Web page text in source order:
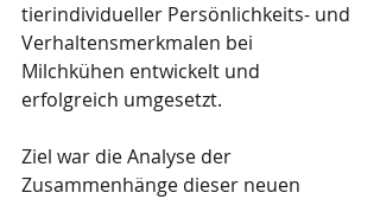
tierindividueller Persönlichkeits- und
Verhaltensmerkmalen bei
Milchkühen entwickelt und
erfolgreich umgesetzt.
Ziel war die Analyse der
Zusammenhänge dieser neuen